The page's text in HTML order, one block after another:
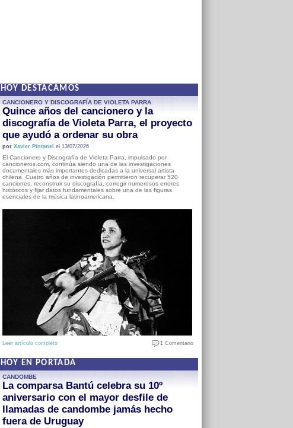
HOY DESTACAMOS
CANCIONERO Y DISCOGRAFÍA DE VIOLETA PARRA
Quince años del cancionero y la
discografía de Violeta Parra, el proyecto
que ayudó a ordenar su obra
por Xavier Pintanel el 13/07/2026
El Cancionero y Discografía de Violeta Parra, impulsado por
cancioneros.com, continúa siendo una de las investigaciones
documentales más importantes dedicadas a la universal artista
chilena. Cuatro años de investigación permitieron recuperar 520
canciones, reconstruir su discografía, corregir numerosos errores
históricos y fijar datos fundamentales sobre una de las figuras
esenciales de la música latinoamericana.
Leer artículo completo 1 Comentario
HOY EN PORTADA
CANDOMBE
La comparsa Bantú celebra su 10º
aniversario con el mayor desfile de
llamadas de candombe jamás hecho
fuera de Uruguay